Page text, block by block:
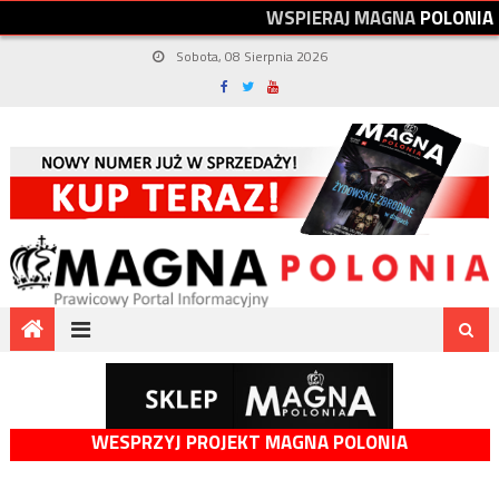
WSPIERAJMAGNAPOLONIA
Sobota, 08 Sierpnia 2026
WESPRZYJ PROJEKT MAGNA POLONIA